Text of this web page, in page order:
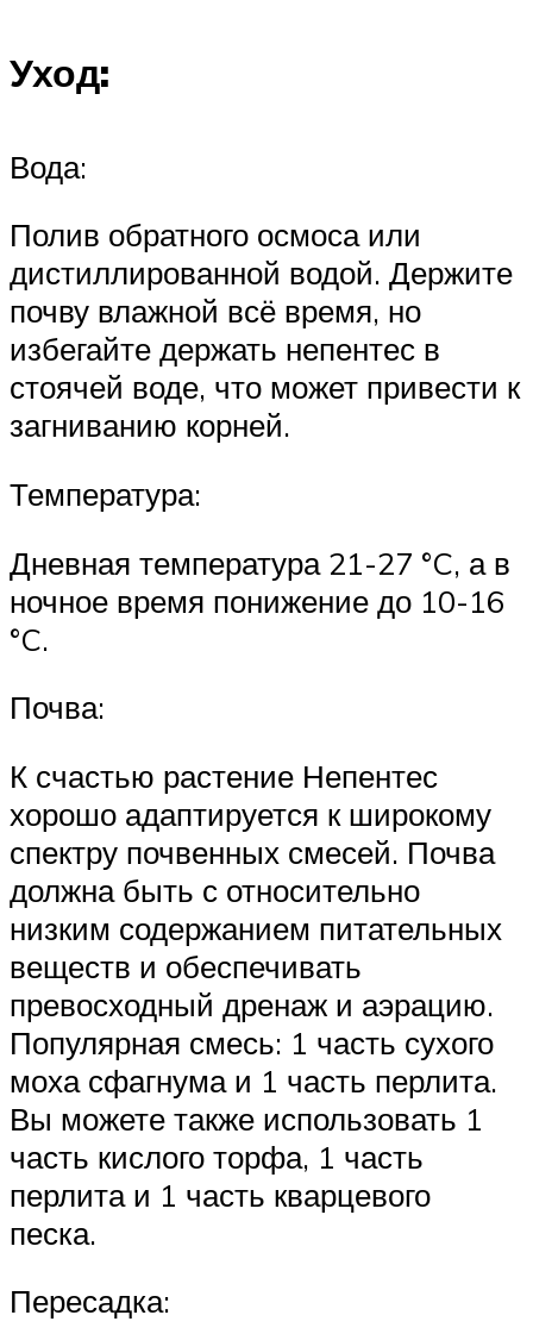
Уход:
Вода:
Полив обратного осмоса или
дистиллированной водой. Держите
почву влажной всё время, но
избегайте держать непентес в
стоячей воде, что может привести к
загниванию корней.
Температура:
Дневная температура 21-27 °C, а в
ночное время понижение до 10-16
°C.
Почва:
К счастью растение Непентес
хорошо адаптируется к широкому
спектру почвенных смесей. Почва
должна быть с относительно
низким содержанием питательных
веществ и обеспечивать
превосходный дренаж и аэрацию.
Популярная смесь: 1 часть сухого
моха сфагнума и 1 часть перлита.
Вы можете также использовать 1
часть кислого торфа, 1 часть
перлита и 1 часть кварцевого
песка.
Пересадка: